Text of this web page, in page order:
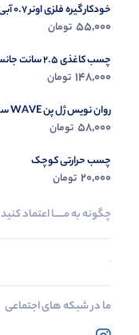
خودکار گیره فلزی اونر 0.7 آبی
55,000 تومان
چسب کاغذی 2.5 سانت جانسون
148,000 تومان
روان نویس ژل پن WAVE سی کلاس-آبی
58,000 تومان
چسب حرارتی کوچک
20,000 تومان
چگونه به مــــــا اعتماد کنید
ما در شبکه های اجتماعی